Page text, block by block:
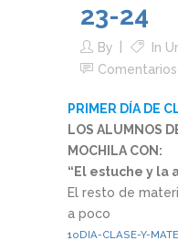
23-24
By In
Comentarios
PRIMER DÍA DE
LOS ALUMNOS
MOCHILA CON:
“El estuche y la
El resto de
a poco
1oDIA-CLASE-Y-